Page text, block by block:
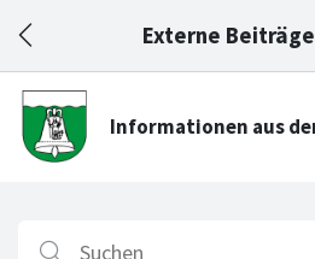
Externe Beiträge